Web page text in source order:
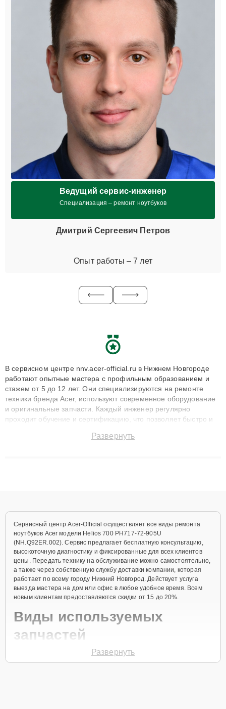
Ведущий сервис-инженер
Специализация – ремонт ноутбуков
Дмитрий Сергеевич Петров
Опыт работы – 7 лет
В сервисном центре nnv.acer-official.ru в Нижнем Новгороде
работают опытные мастера с профильным образованием и
стажем от 5 до 12 лет. Они специализируются на ремонте
техники бренда Acer, используют современное оборудование
и оригинальные запчасти. Каждый инженер регулярно
проходит обучение и сертификацию, что позволяет быстро и
сохранением гарантии до 3 лет. Наши мастера решают
Развернуть
Сервисный центр Acer-Official осуществляет все виды ремонта
ноутбуков Acer модели Helios 700 PH717-72-905U
(NH.Q92ER.002). Сервис предлагает бесплатную консультацию,
высокоточную диагностику и фиксированные для всех клиентов
цены. Передать технику на обслуживание можно самостоятельно,
а также через собственную службу доставки компании, которая
работает по всему городу Нижний Новгород. Действует услуга
выезда мастера на дом или офис в любое удобное время. Всем
новым клиентам предоставляются скидки от 15 до 20%.
Виды используемых
запчастей
Для ремонта ноутбука модели Helios 700 PH717-72-905U
Развернуть